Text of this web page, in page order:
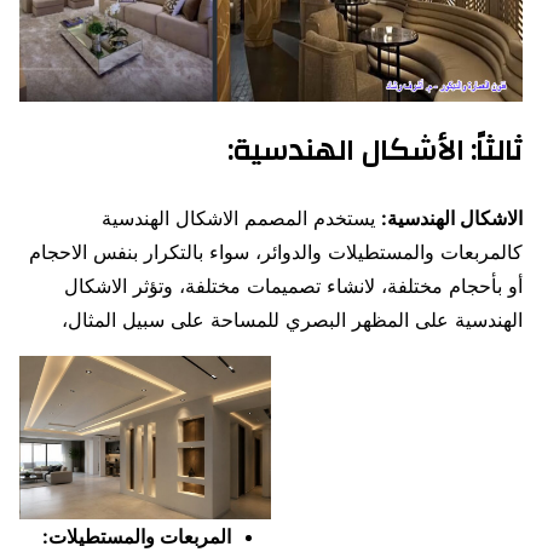
ثالثاً:الأشكال الهندسية:
الاشكال الهندسية: يستخدم المصمم الاشكال الهندسية
كالمربعات والمستطيلات والدوائر، سواء بالتكرار بنفس الاحجام
أو بأحجام مختلفة، لانشاء تصميمات مختلفة، وتؤثر الاشكال
الهندسية على المظهر البصري للمساحة على سبيل المثال،
المربعات والمستطيلات: